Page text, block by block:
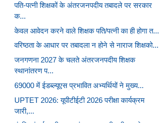
पति-पत्नी शिक्षकों के अंतरजनपदीय तबादले पर सरकार
क...
केवल आवेदन करने वाले शिक्षक पति/पत्नी का ही होगा त...
वरिष्ठता के आधार पर तबादला न होने से नाराज शिक्षको...
जनगणना 2027 के चलते अंतरजनपदीय शिक्षक
स्थानांतरण प...
69000 में ईडब्ल्यूएस प्रभावित अभ्यर्थियों ने मुख्य...
UPTET 2026: यूपीटीईटी 2026 परीक्षा कार्यक्रम
जारी,...